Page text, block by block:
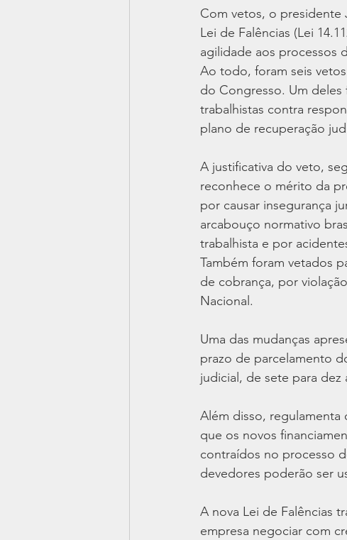
Com vetos, o presidente
Lei de Falências (Lei
agilidade aos processos
Ao todo, foram seis
do Congresso. Um
trabalhistas contra
plano de recuperação
A justificativa do veto,
reconhece o mérito da
por causar insegurança
arcabouço normativo
trabalhista e por
Também foram vetados
de cobrança, por
Nacional.
Uma das mudanças
prazo de parcelamento
judicial, de sete para dez
Além disso, regulamenta
que os novos
contraídos no processo
devedores poderão ser
A nova Lei de Falências
empresa negociar com